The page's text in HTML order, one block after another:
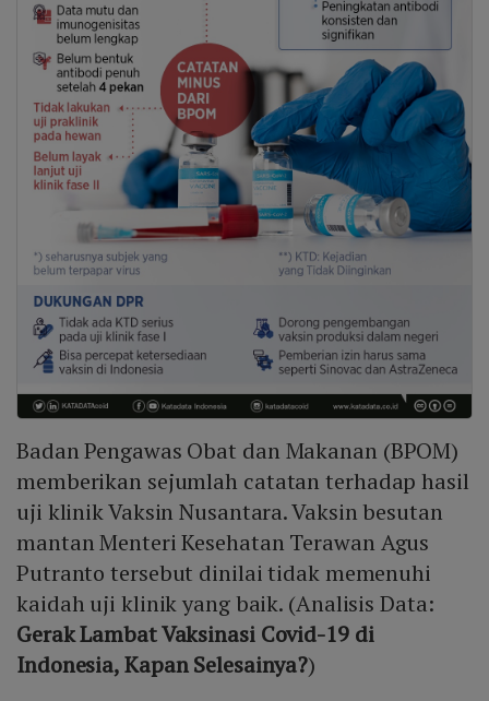
Badan Pengawas Obat dan Makanan (BPOM)
memberikan sejumlah catatan terhadap hasil
uji klinik Vaksin Nusantara. Vaksin besutan
mantan Menteri Kesehatan Terawan Agus
Putranto tersebut dinilai tidak memenuhi
kaidah uji klinik yang baik. (Analisis Data:
Gerak Lambat Vaksinasi Covid-19 di
Indonesia, Kapan Selesainya?)